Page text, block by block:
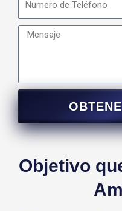
Objetivo